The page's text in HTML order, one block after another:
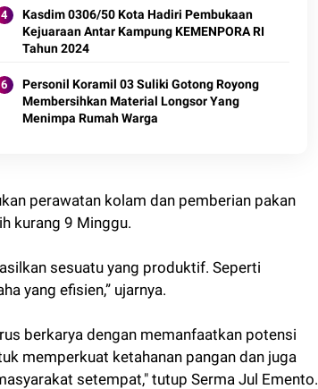
Kasdim 0306/50 Kota Hadiri Pembukaan
Kejuaraan Antar Kampung KEMENPORA RI
Tahun 2024
Personil Koramil 03 Suliki Gotong Royong
Membersihkan Material Longsor Yang
Menimpa Rumah Warga
perawatan kolam dan pemberian pakan
kurang 9 Minggu.
sesuatu yang produktif. Seperti
yang efisien,” ujarnya.
berkarya dengan memanfaatkan potensi
memperkuat ketahanan pangan dan juga
setempat," tutup Serma Jul Emento.